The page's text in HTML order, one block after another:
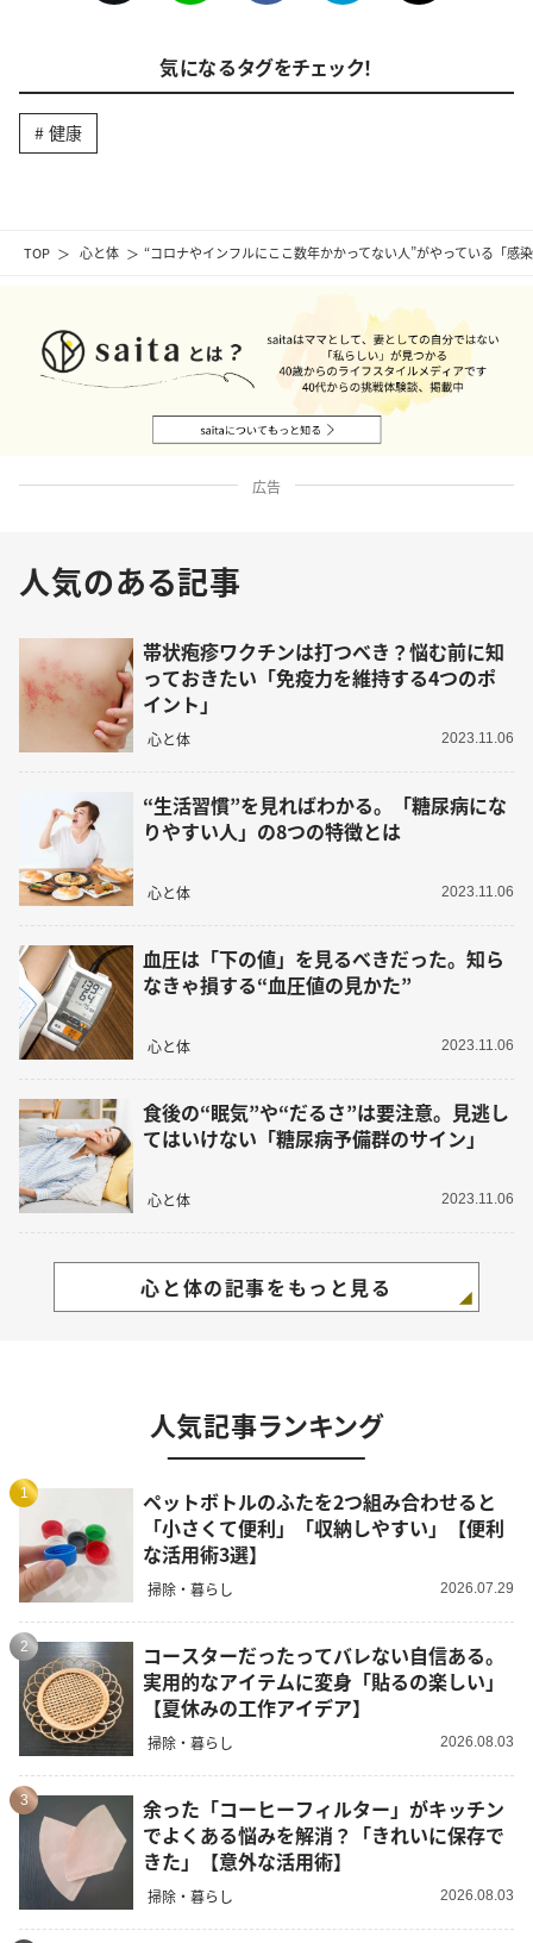
TOP 心と体 “コロナやインフルにここ数年かかってない人”がやっている「感
気になるタグをチェック！
健康
広告
人気のある記事
帯状疱疹ワクチンは打つべき？悩む前に知
っておきたい「免疫力を維持する4つのポ
イント」
心と体 2023.11.06
“生活習慣”を見ればわかる。「糖尿病にな
りやすい人」の8つの特徴とは
心と体 2023.11.06
血圧は「下の値」を見るべきだった。知ら
なきゃ損する“血圧値の見かた”
心と体 2023.11.06
食後の“眠気”や“だるさ”は要注意。見逃し
てはいけない「糖尿病予備群のサイン」
心と体 2023.11.06
心と体の記事をもっと見る
人気記事ランキング
1
ペットボトルのふたを2つ組み合わせると
「小さくて便利」「収納しやすい」【便利
な活用術3選】
掃除・暮らし 2026.07.29
2
コースターだったってバレない自信ある。
実用的なアイテムに変身「貼るの楽しい」
【夏休みの工作アイデア】
掃除・暮らし 2026.08.03
3
余った「コーヒーフィルター」がキッチン
でよくある悩みを解消？「きれいに保存で
きた」【意外な活用術】
掃除・暮らし 2026.08.03